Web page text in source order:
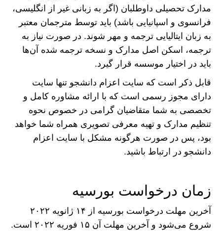
مدارک تحصیلی داوطلبان (اگر به زبانی غیر از انگلیسی،
فرانسوی و اسپانیایی باشد) باید توسط مترجمان معتبر
به زبان ایتالیایی ترجمه و مهر شوند. در صورت نیاز به
ترجمه، اسکن اصل مدارک و نسخه ترجمه شده آن‌ها
باید در اختیار موسسه قرار گیرد.
قابل ذکر است که سایت اعزام دانشجو تنها سایت
دارای مجوز رسمی است که با ارائه مشاوره کامل و
تخصصی به شما متقاضیان گرامی در خصوص نحوه
تنظیم مدارک و تهیه معرفی تصویری همراه شما خواهد
بود، پس در صورت هرگونه مشکل با سایت اعزام
دانشجو در ارتباط باشید.
زمان درخواست بورسیه
آخرین مهلت درخواست بورسیه از ۱۴ ژانویه ۲۰۲۲
شروع می‌شود و آخرین مهلت آن ۱۵ فوریه ۲۰۲۲ است.